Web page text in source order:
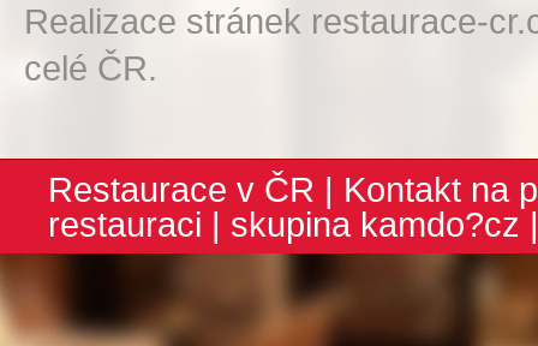
Realizace stránek restaurace-
celé ČR.
Restaurace v ČR | Kontakt na
restauraci | skupina kamdo?cz |